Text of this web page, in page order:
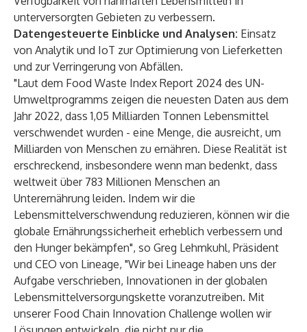
unterversorgten Gebieten zu verbessern.
Datengesteuerte Einblicke und Analysen: Einsatz
von Analytik und IoT zur Optimierung von Lieferketten
und zur Verringerung von Abfällen.
"Laut dem Food Waste Index Report 2024 des UN-
Umweltprogramms zeigen die neuesten Daten aus dem
Jahr 2022, dass 1,05 Milliarden Tonnen Lebensmittel
verschwendet wurden - eine Menge, die ausreicht, um
Milliarden von Menschen zu ernähren. Diese Realität ist
erschreckend, insbesondere wenn man bedenkt, dass
weltweit über 783 Millionen Menschen an
Unterernährung leiden. Indem wir die
Lebensmittelverschwendung reduzieren, können wir die
globale Ernährungssicherheit erheblich verbessern und
den Hunger bekämpfen", so Greg Lehmkuhl, Präsident
und CEO von Lineage, "Wir bei Lineage haben uns der
Aufgabe verschrieben, Innovationen in der globalen
Lebensmittelversorgungskette voranzutreiben. Mit
unserer Food Chain Innovation Challenge wollen wir